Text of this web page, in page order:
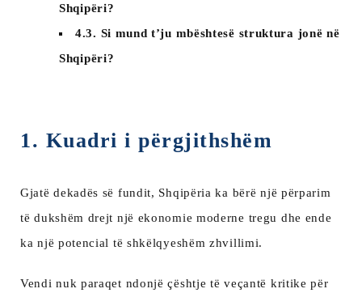
Shqipëri?
4.3. Si mund t’ju ​​mbështesë struktura jonë në
Shqipëri?
1. Kuadri i përgjithshëm
Gjatë dekadës së fundit, Shqipëria ka bërë një përparim
të dukshëm drejt një ekonomie moderne tregu dhe ende
ka një potencial të shkëlqyeshëm zhvillimi.
Vendi nuk paraqet ndonjë çështje të veçantë kritike për